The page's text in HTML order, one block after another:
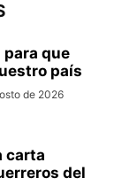
para que
país
de 2026
carta
del